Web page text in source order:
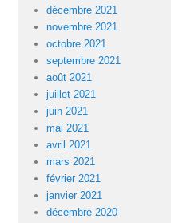
décembre 2021
novembre 2021
octobre 2021
septembre 2021
août 2021
juillet 2021
juin 2021
mai 2021
avril 2021
mars 2021
février 2021
janvier 2021
décembre 2020